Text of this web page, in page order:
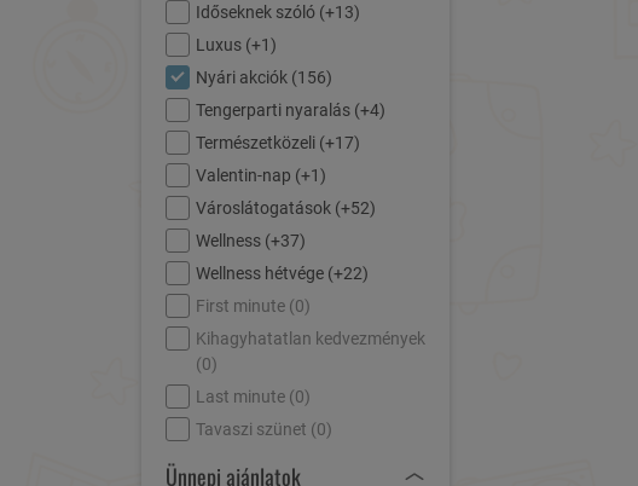
Időseknek szóló (+13)
Luxus (+1)
Nyári akciók (156)
Tengerparti nyaralás (+4)
Természetközeli (+17)
Valentin-nap (+1)
Városlátogatások (+52)
Wellness (+37)
Wellness hétvége (+22)
First minute (0)
Kihagyhatatlan kedvezmények
(0)
Last minute (0)
Tavaszi szünet (0)
Ünnepi ajánlatok